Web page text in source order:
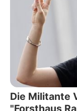
Die Militante
"Forsthaus